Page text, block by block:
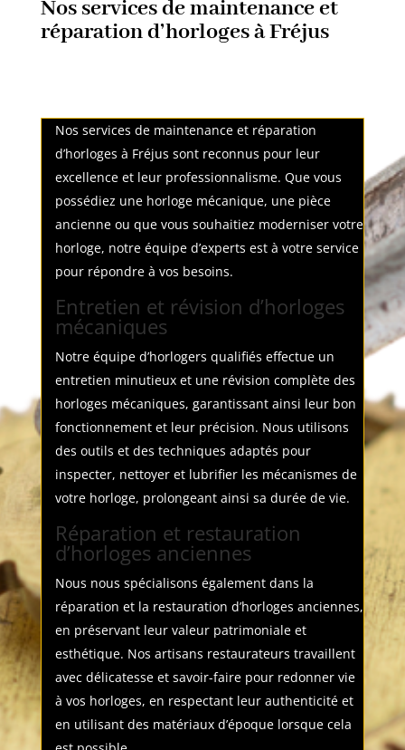
Nos services de maintenance et
réparation d’horloges à Fréjus
Nos services de maintenance et réparation
d’horloges à Fréjus sont reconnus pour leur
excellence et leur professionnalisme. Que vous
possédiez une horloge mécanique, une pièce
ancienne ou que vous souhaitiez moderniser votre
horloge, notre équipe d’experts est à votre service
pour répondre à vos besoins.
Entretien et révision d’horloges
mécaniques
Notre équipe d’horlogers qualifiés effectue un
entretien minutieux et une révision complète des
horloges mécaniques, garantissant ainsi leur bon
fonctionnement et leur précision. Nous utilisons
des outils et des techniques adaptés pour
inspecter, nettoyer et lubrifier les mécanismes de
votre horloge, prolongeant ainsi sa durée de vie.
Réparation et restauration
d’horloges anciennes
Nous nous spécialisons également dans la
réparation et la restauration d’horloges anciennes,
en préservant leur valeur patrimoniale et
esthétique. Nos artisans restaurateurs travaillent
avec délicatesse et savoir-faire pour redonner vie
à vos horloges, en respectant leur authenticité et
en utilisant des matériaux d’époque lorsque cela